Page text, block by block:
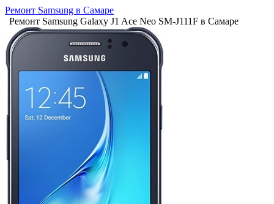
Ремонт Samsung в Самаре
Ремонт Samsung Galaxy J1 Ace Neo SM-J111F в Самаре